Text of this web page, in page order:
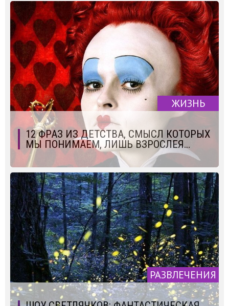
ЖИЗНЬ
12 ФРАЗ ИЗ ДЕТСТВА, СМЫСЛ КОТОРЫХ
МЫ ПОНИМАЕМ, ЛИШЬ ВЗРОСЛЕЯ…
РАЗВЛЕЧЕНИЯ